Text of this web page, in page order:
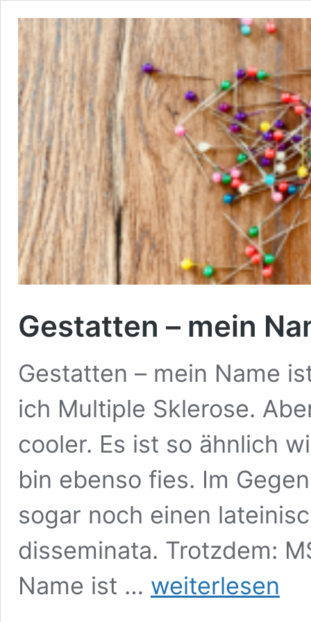
Gestatten – mein
Gestatten – mein Name
ich Multiple Sklerose.
cooler. Es ist so ähnlich
bin ebenso fies. Im
sogar noch einen
disseminata. Trotzdem:
Name ist …
Gestatten
–
weiterlesen